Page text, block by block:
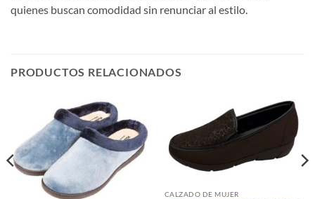
quienes buscan comodidad sin renunciar al estilo.
PRODUCTOS RELACIONADOS
CALZADO DE MUJER